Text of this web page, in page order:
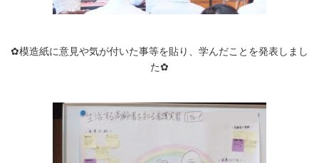
✿模造紙に意見や気が付いた事等を貼り、学んだことを発表しまし
た✿